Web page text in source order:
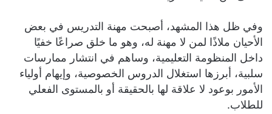
وفي ظل هذا المشهد، أصبحت مهنة التدريس في بعض
الأحيان ملاذًا لمن لا مهنة له، وهو ما خلق صراعًا خفيًا
داخل المنظومة التعليمية، وساهم في انتشار ممارسات
سلبية، أبرزها استغلال الدروس الخصوصية، وإيهام أولياء
الأمور بوعود لا علاقة لها بالحقيقة أو بالمستوى الفعلي
للطلاب.